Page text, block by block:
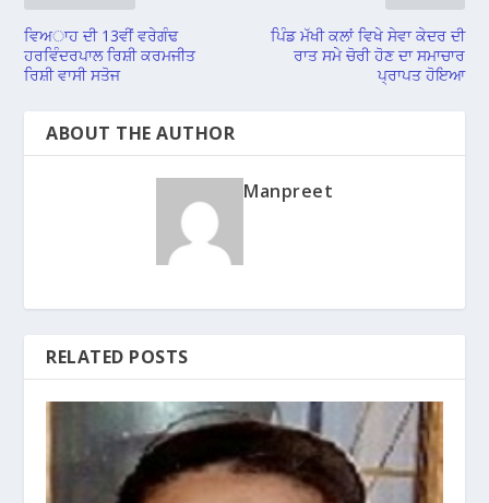
ਵਿਅਾਹ ਦੀ 13ਵੀਂ ਵਰੇਗੰਢ
ਹਰਵਿੰਦਰਪਾਲ ਰਿਸ਼ੀ ਕਰਮਜੀਤ
ਰਿਸ਼ੀ ਵਾਸੀ ਸਤੋਜ
ਪਿੰਡ ਮੱਖੀ ਕਲਾਂ ਵਿਖੇ ਸੇਵਾ ਕੇਦਰ ਦੀ
ਰਾਤ ਸਮੇ ਚੋਰੀ ਹੋਣ ਦਾ ਸਮਾਚਾਰ
ਪ੍ਰਾਪਤ ਹੋਇਆ
ABOUT THE AUTHOR
Manpreet
RELATED POSTS